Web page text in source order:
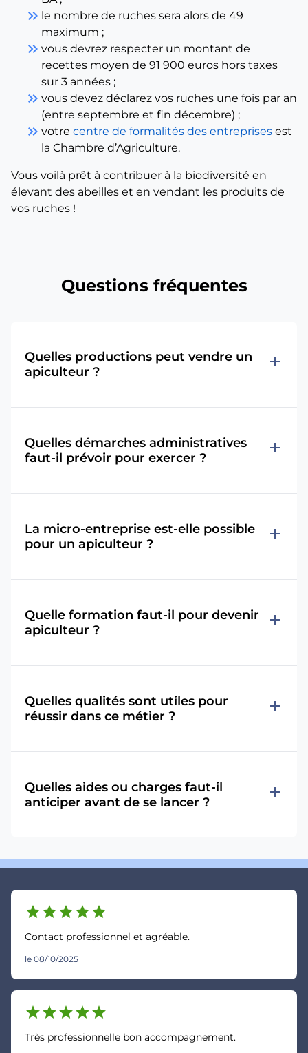
keyboard_double_arrow_right le nombre de ruches sera alors de 49
maximum ;
keyboard_double_arrow_right vous devrez respecter un montant de
recettes moyen de 91 900 euros hors taxes
sur 3 années ;
keyboard_double_arrow_right vous devez déclarez vos ruches une fois par an
(entre septembre et fin décembre) ;
keyboard_double_arrow_right votre centre de formalités des entreprises est
la Chambre d’Agriculture.
Vous voilà prêt à contribuer à la biodiversité en
élevant des abeilles et en vendant les produits de
vos ruches !
Questions fréquentes
Quelles productions peut vendre un
apiculteur ?
add
Quelles démarches administratives
faut-il prévoir pour exercer ?
add
La micro-entreprise est-elle possible
pour un apiculteur ?
add
Quelle formation faut-il pour devenir
apiculteur ?
add
Quelles qualités sont utiles pour
réussir dans ce métier ?
add
Quelles aides ou charges faut-il
anticiper avant de se lancer ?
add
starstarstarstarstar
Contact professionnel et agréable.
le 08/10/2025
starstarstarstarstar
Très professionnelle bon accompagnement.